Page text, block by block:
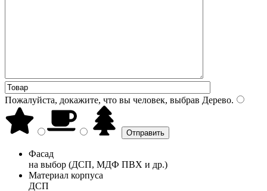
Пожалуйста, докажите, что вы человек, выбрав Дерево.
Фасад
на выбор (ДСП, МДФ ПВХ и др.)
Материал корпуса
ДСП